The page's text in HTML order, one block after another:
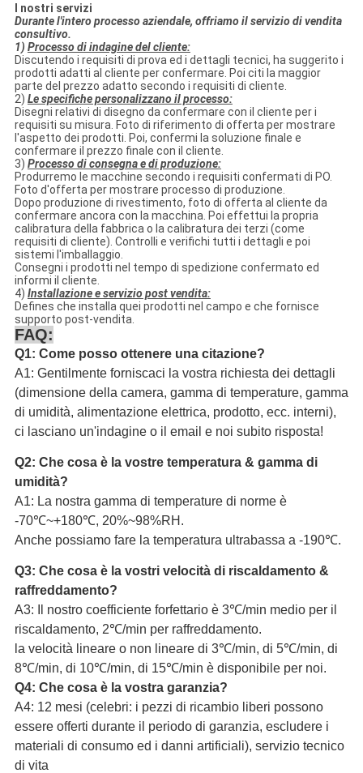
I nostri servizi
Durante l'intero processo aziendale, offriamo il servizio di vendita
consultivo.
1) Processo di indagine del cliente:
Discutendo i requisiti di prova ed i dettagli tecnici, ha suggerito i
prodotti adatti al cliente per confermare. Poi citi la maggior
parte del prezzo adatto secondo i requisiti di cliente.
2) Le specifiche personalizzano il processo:
Disegni relativi di disegno da confermare con il cliente per i
requisiti su misura. Foto di riferimento di offerta per mostrare
l'aspetto dei prodotti. Poi, confermi la soluzione finale e
confermare il prezzo finale con il cliente.
3) Processo di consegna e di produzione:
Produrremo le macchine secondo i requisiti confermati di PO.
Foto d'offerta per mostrare processo di produzione.
Dopo produzione di rivestimento, foto di offerta al cliente da
confermare ancora con la macchina. Poi effettui la propria
calibratura della fabbrica o la calibratura dei terzi (come
requisiti di cliente). Controlli e verifichi tutti i dettagli e poi
sistemi l'imballaggio.
Consegni i prodotti nel tempo di spedizione confermato ed
informi il cliente.
4) Installazione e servizio post vendita:
Defines che installa quei prodotti nel campo e che fornisce
supporto post-vendita.
FAQ:
Q1: Come posso ottenere una citazione?
A1: Gentilmente forniscaci la vostra richiesta dei dettagli
(dimensione della camera, gamma di temperature, gamma
di umidità, alimentazione elettrica, prodotto, ecc. interni),
ci lasciano un'indagine o il email e noi subito risposta!
Q2: Che cosa è la vostre temperatura & gamma di
umidità?
A1: La nostra gamma di temperature di norme è
-70℃~+180℃, 20%~98%RH.
Anche possiamo fare la temperatura ultrabassa a -190℃.
Q3: Che cosa è la vostri velocità di riscaldamento &
raffreddamento?
A3: Il nostro coefficiente forfettario è 3℃/min medio per il
riscaldamento, 2℃/min per raffreddamento.
la velocità lineare o non lineare di 3℃/min, di 5℃/min, di
8℃/min, di 10℃/min, di 15℃/min è disponibile per noi.
Q4: Che cosa è la vostra garanzia?
A4: 12 mesi (celebri: i pezzi di ricambio liberi possono
essere offerti durante il periodo di garanzia, escludere i
materiali di consumo ed i danni artificiali), servizio tecnico
di vita